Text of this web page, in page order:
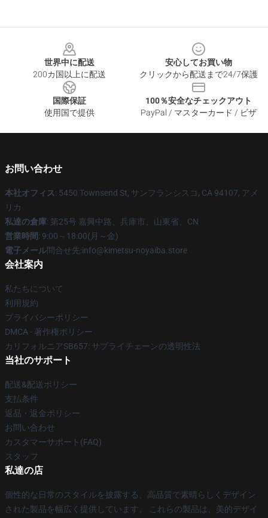
世界中に配送
200カ国以上に配送
安心してお買い物
クリックから配送まで24/7保護
国際保証
使用国で提供
100％安全なチェックアウト
PayPal / マスターカード / ビザ
お問い合わせ
本社オフィス: 5450 Townsend St, サンフランシスコ, CA 94107, アメ
リカ
私達の倉庫: 第25号 嘉興中路、兵庫市、山東省、CN
営業時間: 9:00～18:00(月～金)
電子メール問合せ先:info@kimetsu-noyaiba.store
会社案内
私たちについて
利用規約
プライバシーポリシー
DMCA - 著作権ポリシー
カリフォルニアSB657: サプライチェーンの透明性法
当社のサポート
配送&配送ポリシー
支払条件
返品・返金ポリシー
お問い合わせ
カスタマーサポート(FAQ)
スタッフ
私達の店
個性的な日常のスタイルを披露する、高品質で素晴らしくデザイン
された製品を幅広く提供しています。 これらの製品は、美的デザイ